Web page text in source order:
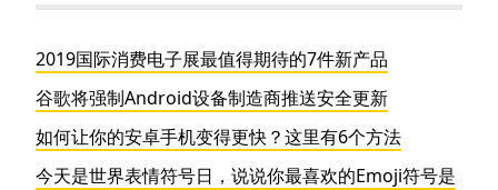
2019国际消费电子展最值得期待的7件新产品
谷歌将强制Android设备制造商推送安全更新
如何让你的安卓手机变得更快？这里有6个方法
今天是世界表情符号日，说说你最喜欢的Emoji符号是